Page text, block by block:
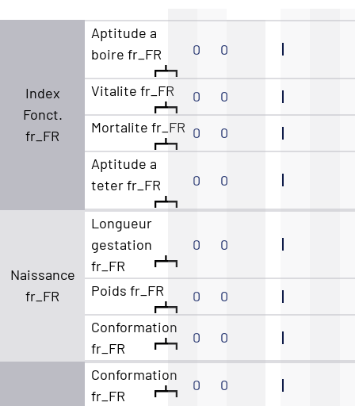
Index
Fonct.
fr_FR
Aptitude a
boire fr_FR
0 0
Vitalite fr_FR 0
0
Mortalite fr_FR 0
0
Aptitude a
teter fr_FR
0 0
Naissance
fr_FR
Longueur
gestation
fr_FR
0 0
Poids fr_FR 0
0
Conformation
fr_FR
0 0
Conformation
fr_FR
0 0